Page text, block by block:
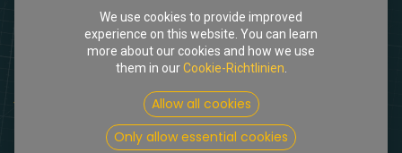
Dichtungssatz für einen Bremssattel vorne, 1967-'75
We use cookies to provide improved
experience on this website. You can learn
more about our cookies and how we use
them in ourCookie-Richtlinien
Allow all cookies
Only allow essential cookies